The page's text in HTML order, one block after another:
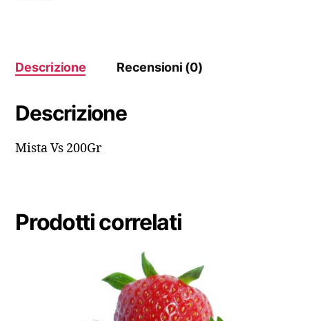
Descrizione Recensioni (0)
Descrizione
Mista Vs 200Gr
Prodotti correlati